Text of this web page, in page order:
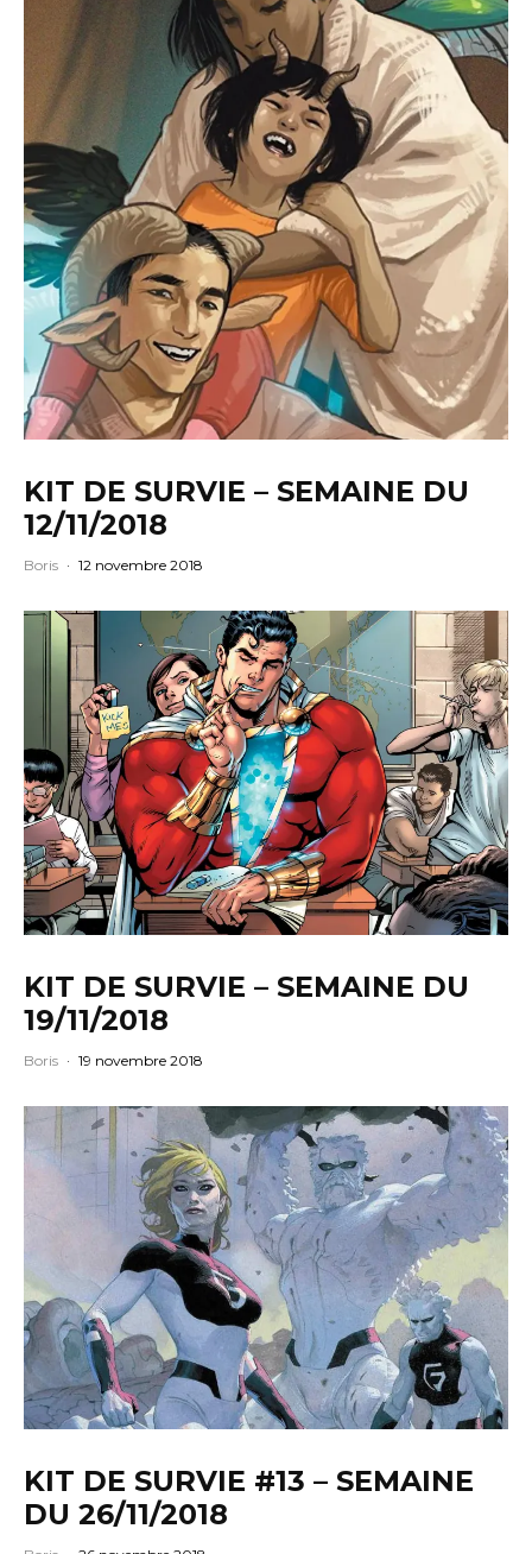
KIT DE SURVIE – SEMAINE DU
12/11/2018
Boris · 12 novembre 2018
KIT DE SURVIE – SEMAINE DU
19/11/2018
Boris · 19 novembre 2018
KIT DE SURVIE #13 – SEMAINE
DU 26/11/2018